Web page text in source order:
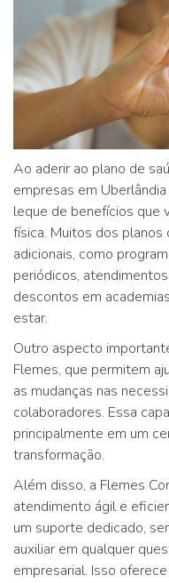
Ao aderir ao plano de
empresas em
leque de benefícios que
física. Muitos dos
adicionais, como
periódicos,
descontos em
estar.
Outro aspecto
Flemes, que permitem
as mudanças nas
colaboradores. Essa
principalmente em um
transformação.
Além disso, a Flemes
atendimento ágil e
um suporte dedicado,
auxiliar em qualquer
empresarial. Isso